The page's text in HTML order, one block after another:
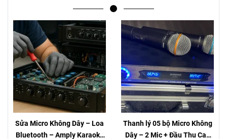
Sửa Micro Không Dây – Loa
Bluetooth – Amply Karaoke
Thanh lý 05 bộ Micro Không
Dây – 2 Mic + Đầu Thu Cao